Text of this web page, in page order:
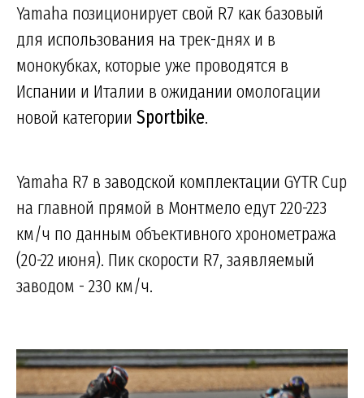
Yamaha позиционирует свой R7 как базовый
для использования на трек-днях и в
монокубках, которые уже проводятся в
Испании и Италии в ожидании омологации
новой категории Sportbike.
Yamaha R7 в заводской комплектации GYTR Cup
на главной прямой в Монтмело едут 220-223
км/ч по данным объективного хронометража
(20-22 июня). Пик скорости R7, заявляемый
заводом - 230 км/ч.